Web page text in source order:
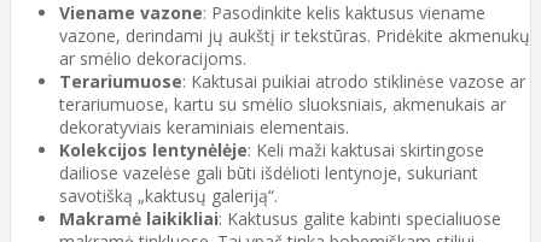
Viename vazone: Pasodinkite kelis kaktusus viename
vazone, derindami jų aukštį ir tekstūras. Pridėkite akmenukų
ar smėlio dekoracijoms.
Terariumuose: Kaktusai puikiai atrodo stiklinėse vazose ar
terariumuose, kartu su smėlio sluoksniais, akmenukais ar
dekoratyviais keraminiais elementais.
Kolekcijos lentynėlėje: Keli maži kaktusai skirtingose
dailiose vazelėse gali būti išdėlioti lentynoje, sukuriant
savotišką „kaktusų galeriją“.
Makramė laikikliai: Kaktusus galite kabinti specialiuose